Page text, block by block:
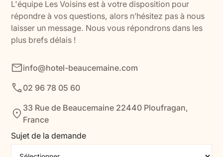
L'équipe Les Voisins est à votre disposition pour
répondre à vos questions, alors n’hésitez pas à nous
laisser un message. Nous vous répondrons dans les
plus brefs délais !
info@hotel-beaucemaine.com
02 96 78 05 60
33 Rue de Beaucemaine 22440 Ploufragan,
France
Sujet de la demande